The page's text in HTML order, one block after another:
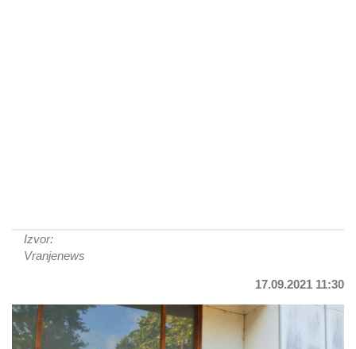
Izvor:
Vranjenews
17.09.2021 11:30